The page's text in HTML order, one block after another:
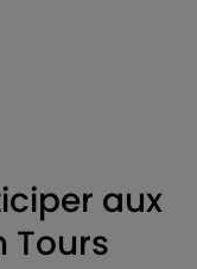
aux
Tours